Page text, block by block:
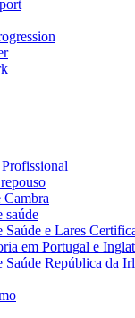
Cambra
saúde
Saúde e Lares
em Portugal e
Saúde República da